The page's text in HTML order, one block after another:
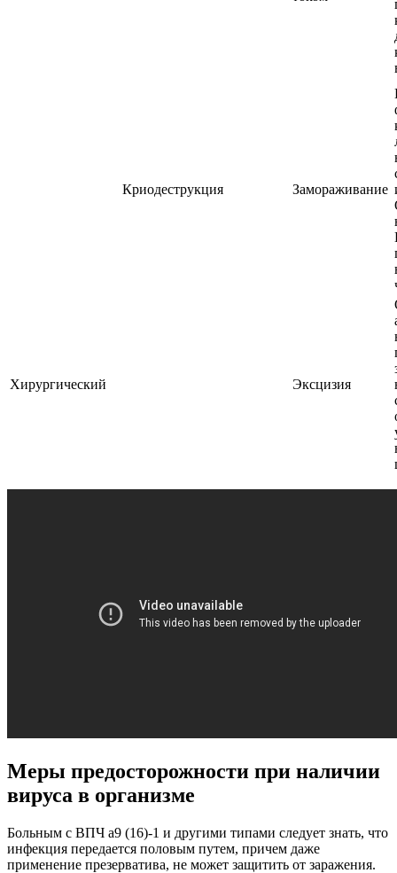
Криодеструкция Замораживание
Хирургический Эксцизия
Меры предосторожности при наличии
вируса в организме
Больным с ВПЧ а9 (16)-1 и другими типами следует знать, что
инфекция передается половым путем, причем даже
применение презерватива, не может защитить от заражения.